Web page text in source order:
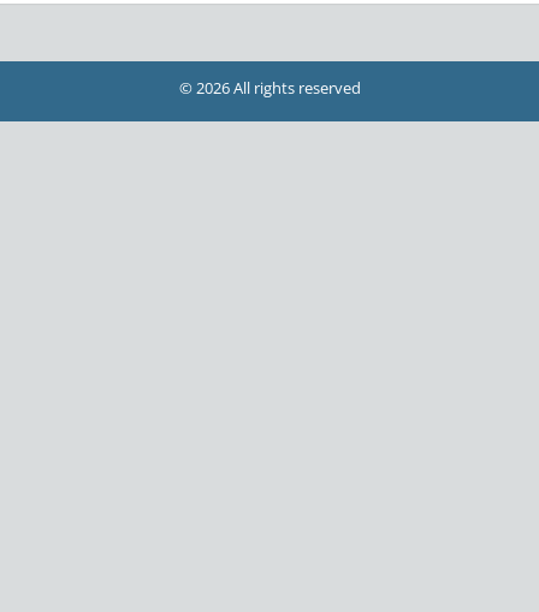
© 2026 All rights reserved